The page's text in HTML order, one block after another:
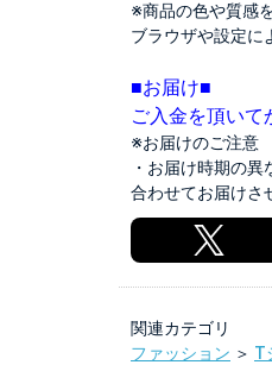
※商品の色や質感
ブラウザや設定に
■お届け■
ご入金を頂いて
※お届けのご注意
・お届け時期の
合わせてお届けさ
関連カテゴリ
ファッション ＞ T